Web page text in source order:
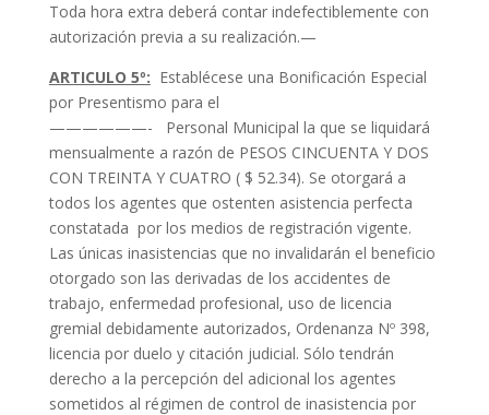
Toda hora extra deberá contar indefectiblemente con
autorización previa a su realización.—
ARTICULO 5º: Establécese una Bonificación Especial
por Presentismo para el
——————- Personal Municipal la que se liquidará
mensualmente a razón de PESOS CINCUENTA Y DOS
CON TREINTA Y CUATRO ( $ 52.34). Se otorgará a
todos los agentes que ostenten asistencia perfecta
constatada por los medios de registración vigente.
Las únicas inasistencias que no invalidarán el beneficio
otorgado son las derivadas de los accidentes de
trabajo, enfermedad profesional, uso de licencia
gremial debidamente autorizados, Ordenanza Nº 398,
licencia por duelo y citación judicial. Sólo tendrán
derecho a la percepción del adicional los agentes
sometidos al régimen de control de inasistencia por